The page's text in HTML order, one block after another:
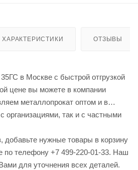
ХАРАКТЕРИСТИКИ ОТЗЫВЫ
в Москве с быстрой отгрузкой
цене вы можете в компании
металлопрокат оптом и в
организациями, так и с частными
добавьте нужные товары в корзину
по телефону +7 499-220-01-33. Наш
для уточнения всех деталей.